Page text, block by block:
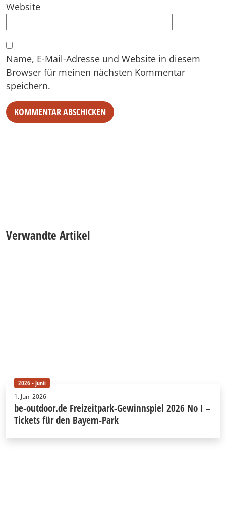
Website
Name, E-Mail-Adresse und Website in diesem
Browser für meinen nächsten Kommentar
speichern.
Verwandte Artikel
2026 - Junii
1. Juni 2026
be-outdoor.de Freizeitpark-Gewinnspiel 2026 No I –
Tickets für den Bayern-Park